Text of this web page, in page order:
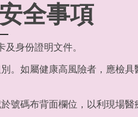
全事項
身份證明文件。
。如屬健康高風險者，應檢具
號碼布背面欄位，以利現場醫